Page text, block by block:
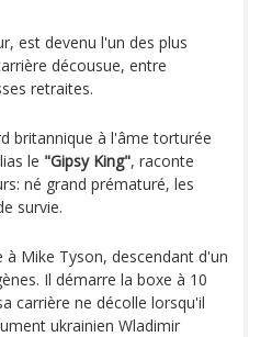
est devenu l'un des plus
décousue, entre
retraites.
britannique à l'âme torturée
le "Gipsy King", raconte
né grand prématuré, les
survie.
Mike Tyson, descendant d'un
Il démarre la boxe à 10
carrière ne décolle lorsqu'il
ukrainien Wladimir